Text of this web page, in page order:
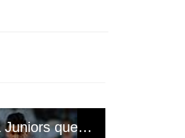
Denil Maldonado y el exjugador de Boca Juniors que más le ayuda en Pachuca